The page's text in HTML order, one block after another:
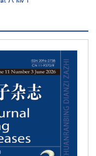
禽流感
需10亿人接种疫苗